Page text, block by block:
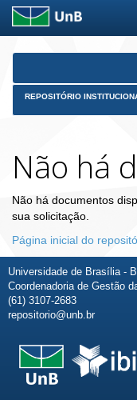
Skip
REPOSITÓRIO
Não há
Não há documentos
sua solicitação.
Página inicial do
Universidade de Brasília -
Coordenadoria de Gestão
(61) 3107-2683
repositorio@unb.br